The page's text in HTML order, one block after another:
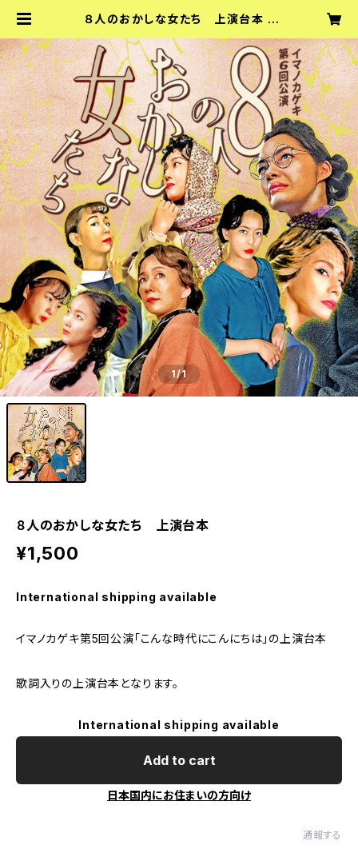
８人のおかしな女たち 上演台本 |
ショップ
1/1
８人のおかしな女たち 上演台本
¥1,500
International shipping available
イマノカゲキ第5回公演「こんな時代にこんにちは」の上演台本
歌詞入りの上演台本となります。
International shipping available
Add to cart
日本国内にお住まいの方向け
通報する